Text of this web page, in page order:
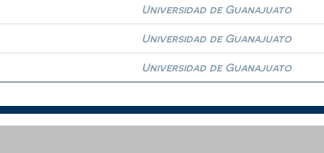
Universidad de Guanajuato
Universidad de Guanajuato
Universidad de Guanajuato